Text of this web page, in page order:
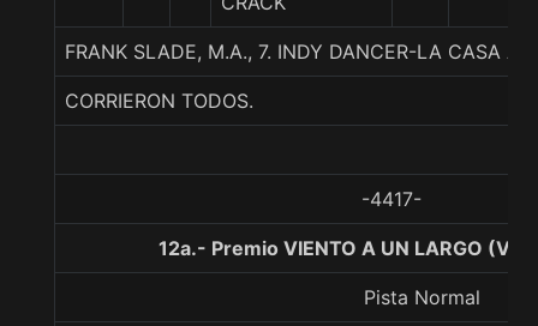
FRANK SLADE, M.A., 7. INDY DANCER-LA CASA
CORRIERON TODOS.
-4417-
12a.- Premio VIENTO A UN LARGO
Pista Normal